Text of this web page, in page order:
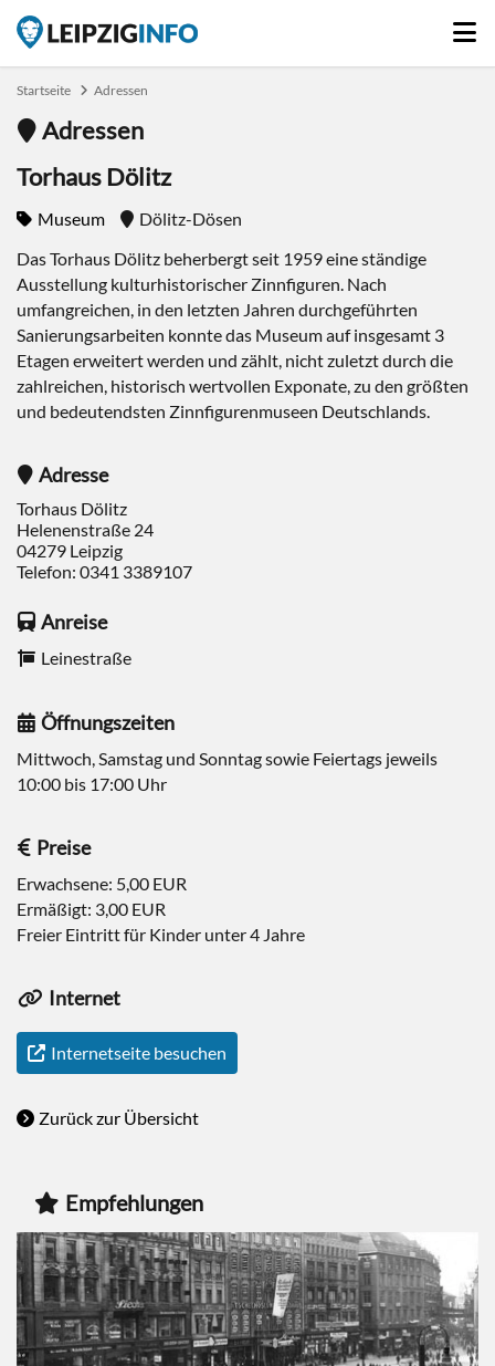
Startseite Adressen
Adressen
Torhaus Dölitz
Museum
Dölitz-Dösen
Das Torhaus Dölitz beherbergt seit 1959 eine ständige
Ausstellung kulturhistorischer Zinnfiguren. Nach
umfangreichen, in den letzten Jahren durchgeführten
Sanierungsarbeiten konnte das Museum auf insgesamt 3
Etagen erweitert werden und zählt, nicht zuletzt durch die
zahlreichen, historisch wertvollen Exponate, zu den größten
und bedeutendsten Zinnfigurenmuseen Deutschlands.
Adresse
Torhaus Dölitz
Helenenstraße 24
04279 Leipzig
Telefon: 0341 3389107
Anreise
Leinestraße
Öffnungszeiten
Mittwoch, Samstag und Sonntag sowie Feiertags jeweils
10:00 bis 17:00 Uhr
Preise
Erwachsene: 5,00 EUR
Ermäßigt: 3,00 EUR
Freier Eintritt für Kinder unter 4 Jahre
Internet
Internetseite besuchen
Zurück zur Übersicht
Empfehlungen